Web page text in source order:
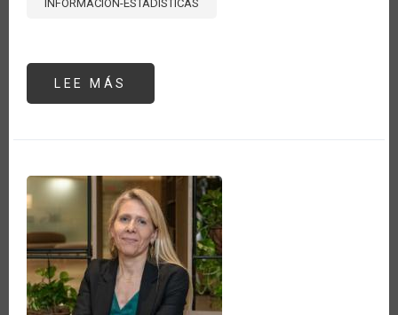
INFORMACIÓN-ESTADÍSTICAS
LEE MÁS
Y
PARA
LA
SEGURIDAD
ALIMENTARIA
Y
EL
COMERCIO
AGRÍCOLA
DURANTE
LA
PANDEMIA